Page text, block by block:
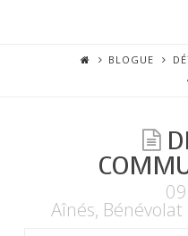
BLOGUE
Aînés,